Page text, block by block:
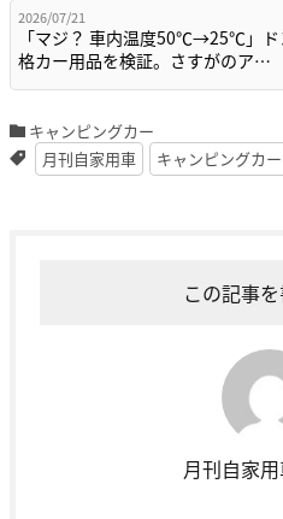
2026/07/21
「マジ？ 車内温度50℃→25℃」ド
格カー用品を検証。さすがのア…
キャンピングカー
月刊自家用車
キャンピングカー
この記事
月刊自家